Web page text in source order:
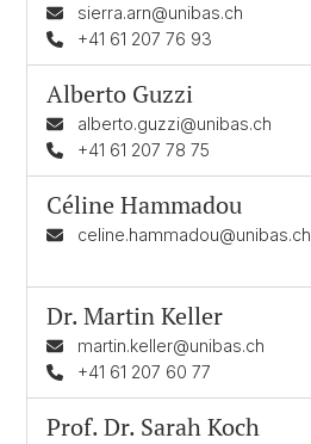
sierra.arn@unibas.ch
+41 61 207 76 93
Alberto Guzzi
alberto.guzzi@unibas.ch
+41 61 207 78 75
Céline Hammadou
celine.hammadou@unibas.ch
Dr.Martin Keller
martin.keller@unibas.ch
+41 61 207 60 77
Prof. Dr. Sarah Koch